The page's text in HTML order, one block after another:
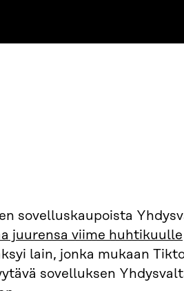
sovelluskaupoista
juurensa viime huhtikuulle
lain, jonka mukaan
sovelluksen